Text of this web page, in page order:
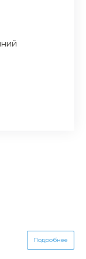
Подробнее